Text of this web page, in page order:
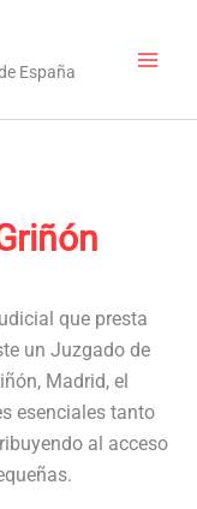
España
que presta
un Juzgado de
Madrid, el
esenciales tanto
al acceso